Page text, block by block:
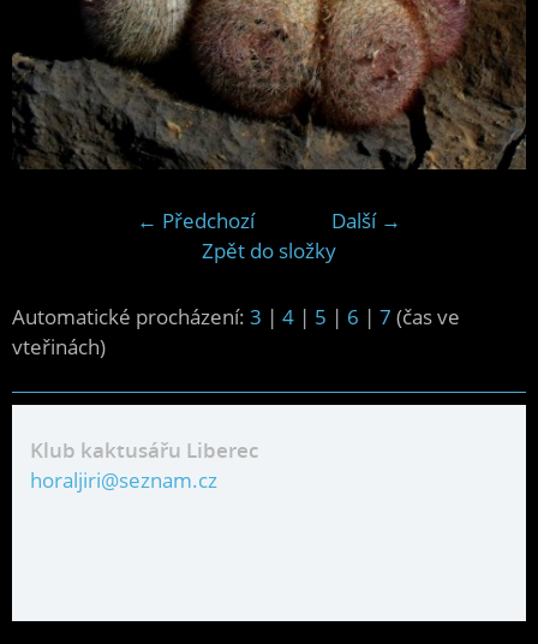
← Předchozí
Další →
Zpět do složky
Automatické procházení: 3 | 4 | 5 | 6 | 7 (čas ve
vteřinách)
Klub kaktusářu Liberec
horaljiri@seznam.cz